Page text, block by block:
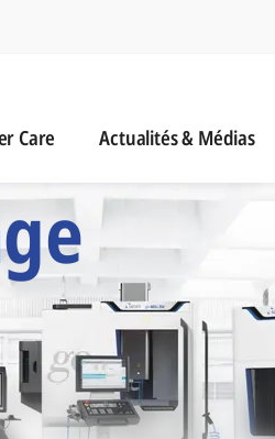
Care Actualités & Médias